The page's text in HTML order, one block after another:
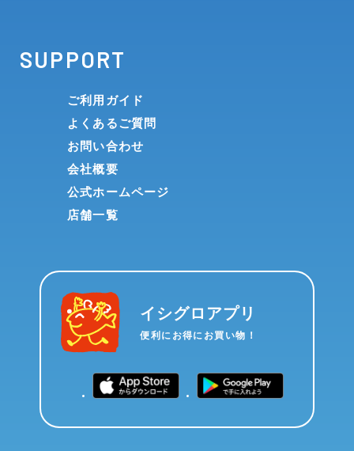
SUPPORT
ご利用ガイド
よくあるご質問
お問い合わせ
会社概要
公式ホームページ
店舗一覧
イシグロアプリ
便利にお得にお買い物！